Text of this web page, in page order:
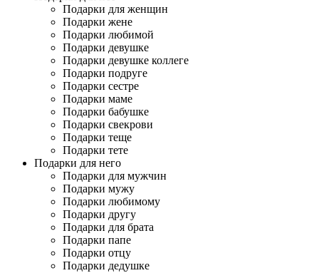
Подарки для женщин
Подарки жене
Подарки любимой
Подарки девушке
Подарки девушке коллеге
Подарки подруге
Подарки сестре
Подарки маме
Подарки бабушке
Подарки свекрови
Подарки теще
Подарки тете
Подарки для него
Подарки для мужчин
Подарки мужу
Подарки любимому
Подарки другу
Подарки для брата
Подарки папе
Подарки отцу
Подарки дедушке